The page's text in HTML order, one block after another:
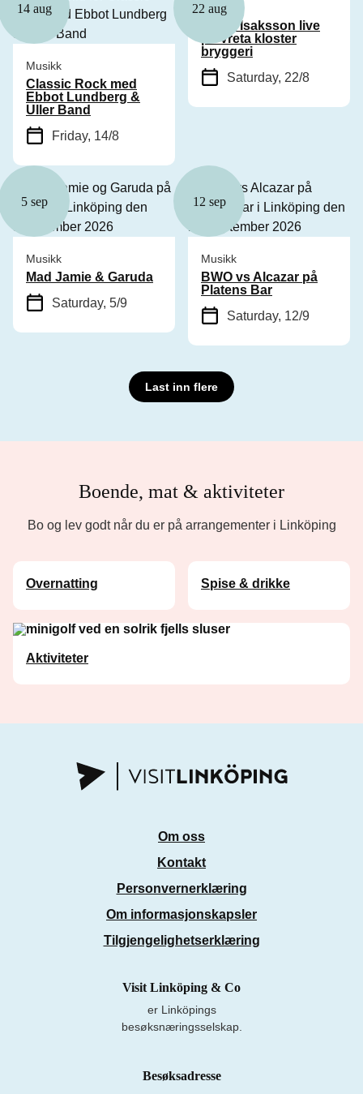
14 aug
Musikk
Classic Rock med
Ebbot Lundberg &
Uller Band
Friday, 14/8
22 aug
Musikk
Patrik Isaksson live
på Vreta kloster
bryggeri
Saturday, 22/8
5 sep
Musikk
Mad Jamie & Garuda
Saturday, 5/9
12 sep
Musikk
BWO vs Alcazar på
Platens Bar
Saturday, 12/9
Last inn flere
Boende, mat & aktiviteter
Bo og lev godt når du er på arrangementer i Linköping
Overnatting Spise & drikke
Aktiviteter
Om oss
Kontakt
Personvernerklæring
Om informasjonskapsler
Tilgjengelighetserklæring
Visit Linköping & Co
er Linköpings
besøksnæringsselskap.
Besøksadresse